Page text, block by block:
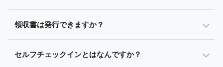
領収書は発行できますか？
セルフチェックインとはなんですか？